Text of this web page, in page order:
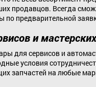
продавцов. Всегда
по предварительной
и мастерских
для сервисов и
условия
запчастей на любые